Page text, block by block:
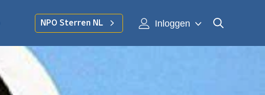
NPO Sterren NL Inloggen